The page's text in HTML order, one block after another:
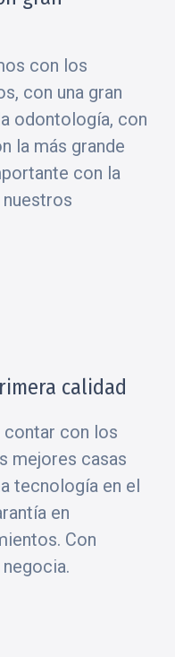
con los
con una gran
odontología, con
la más grande
con la
calidad
contar con los
mejores casas
tecnología en el
en
Con